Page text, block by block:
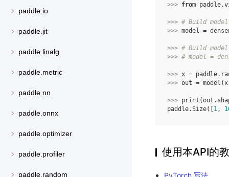
paddle.io
paddle.jit
paddle.linalg
paddle.metric
paddle.nn
paddle.onnx
paddle.optimizer
paddle.profiler
paddle.random
>>> from
>>> # Build model
>>> model =
>>> # Build
>>> # model =
>>> x = paddle.
>>> out = model (x
>>> print (out .
paddle.Size([ 1,
使用本API的
PyTorch 写法